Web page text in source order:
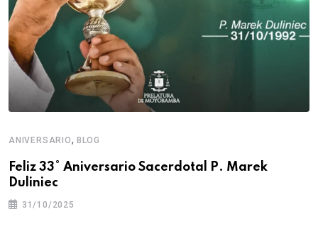
ANIVERSARIO, BLOG
Feliz 33° Aniversario Sacerdotal P. Marek
Duliniec
31/10/2025